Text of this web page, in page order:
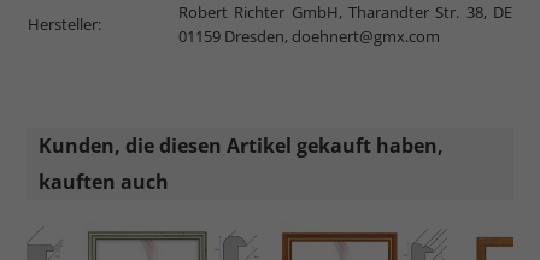
Hersteller:
Robert Richter GmbH, Tharandter Str. 38, DE
01159 Dresden, doehnert@gmx.com
Kunden, die diesen Artikel gekauft haben,
kauften auch